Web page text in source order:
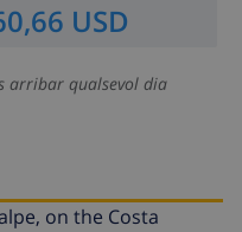
USD
arribar qualsevol dia
on the Costa